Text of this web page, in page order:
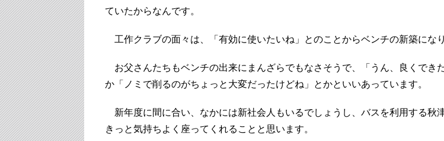
ていたからなんです。
工作クラブの面々は、「有効に使いたいね」とのことからベンチの新築になり
お父さんたちもベンチの出来にまんざらでもなさそうで、「うん、良くでき
か「ノミで削るのがちょっと大変だったけどね」とかといいあっています。
新年度に間に合い、なかには新社会人もいるでしょうし、バスを利用する秋
きっと気持ちよく座ってくれることと思います。